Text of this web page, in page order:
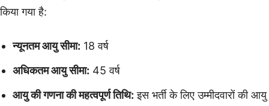
किया गया है:
न्यूनतम आयु सीमा: 18 वर्ष
अधिकतम आयु सीमा: 45 वर्ष
आयु की गणना की महत्वपूर्ण तिथि: इस भर्ती के लिए उम्मीदवारों की आयु